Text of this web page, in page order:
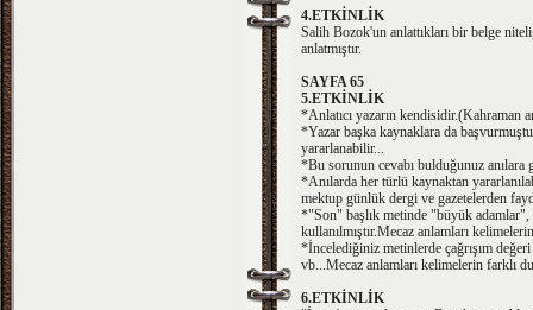
4.ETKİNLİK
Salih Bozok'un anlattıkları bir belge
anlatmıştır.
SAYFA 65
5.ETKİNLİK
*Anlatıcı yazarın kendisidir.(Kahraman
*Yazar başka kaynaklara da
yararlanabilir...
*Bu sorunun cevabı bulduğunuz anılara
*Anılarda her türlü kaynaktan
mektup günlük dergi ve gazetelerden
*"Son" başlık metinde "büyük
kullanılmıştır.Mecaz anlamları
*İncelediğiniz metinlerde çağrışım
vb...Mecaz anlamları kelimelerin farklı
6.ETKİNLİK